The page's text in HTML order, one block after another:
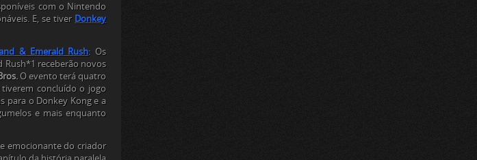
com o Nintendo
E, se tiver Donkey
& Emerald Rush: Os
Rush*1 receberão novos
O evento terá quatro
concluído o jogo
para o Donkey Kong e a
e mais enquanto
emocionante do criador